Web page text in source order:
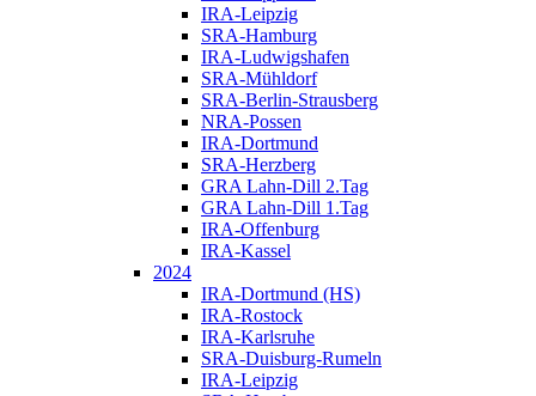
IRA-Leipzig
SRA-Hamburg
IRA-Ludwigshafen
SRA-Mühldorf
SRA-Berlin-Strausberg
NRA-Possen
IRA-Dortmund
SRA-Herzberg
GRA Lahn-Dill 2.Tag
GRA Lahn-Dill 1.Tag
IRA-Offenburg
IRA-Kassel
2024
IRA-Dortmund (HS)
IRA-Rostock
IRA-Karlsruhe
SRA-Duisburg-Rumeln
IRA-Leipzig